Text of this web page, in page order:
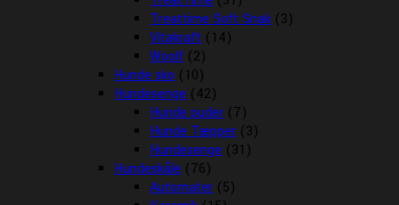
Treattime Soft Snak (3)
Vitakraft (14)
Woolf (2)
Hunde sko (10)
Hundesenge (42)
Hunde puder (7)
Hunde Tæpper (3)
Hundesenge (31)
Hundeskåle (76)
Automater (5)